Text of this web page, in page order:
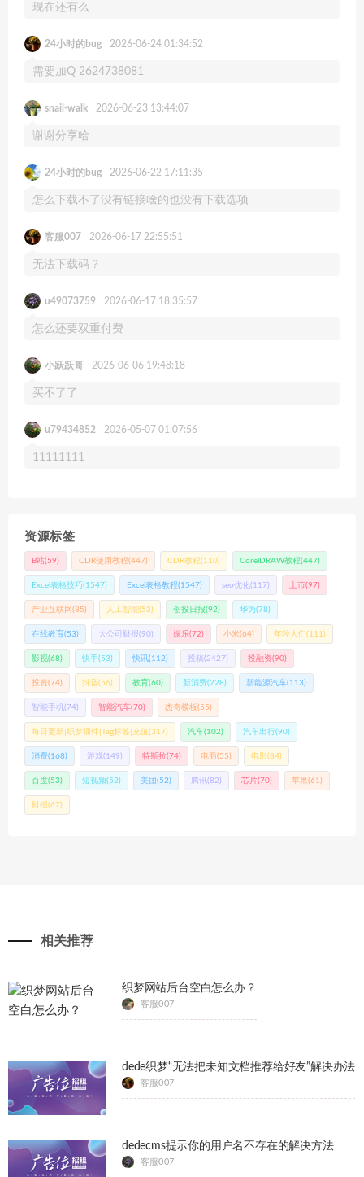
现在还有么
24小时的bug 2026-06-24 01:34:52
需要加Q 2624738081
snail-walk 2026-06-23 13:44:07
谢谢分享哈
24小时的bug 2026-06-22 17:11:35
怎么下载不了没有链接啥的也没有下载选项
客服007 2026-06-17 22:55:51
无法下载码？
u49073759 2026-06-17 18:35:57
怎么还要双重付费
小跃跃哥 2026-06-06 19:48:18
买不了了
u79434852 2026-05-07 01:07:56
11111111
资源标签
B站(59) CDR使用教程(447) CDR教程(110) CorelDRAW教程(447)
Excel表格技巧(1547) Excel表格教程(1547) seo优化(117) 上市(97)
产业互联网 (85) 人工智能(53) 创投日报(92) 华为(78)
在线教育(53) 大公司财报(90) 娱乐(72) 小米(64) 年轻人们 (111)
影视(68) 快手(53) 快讯(112) 投稿 (2427) 投融资(90)
投资(74) 抖音(56) 教育(60) 新消费(228) 新能源汽车(113)
智能手机 (74) 智能汽车(70) 杰奇模板(55)
每日更新|织梦插件|Tag标签|充值(317) 汽车(102) 汽车出行(90)
消费(168) 游戏(149) 特斯拉(74) 电商(55) 电影(84)
百度(53) 短视频(52) 美团 (52) 腾讯(82) 芯片(70) 苹果(61)
财报(67)
相关推荐
织梦网站后台空白怎么办？
客服007
dede织梦“无法把未知文档推荐给好友”解决办法
客服007
dedecms提示你的用户名不存在的解决方法
客服007